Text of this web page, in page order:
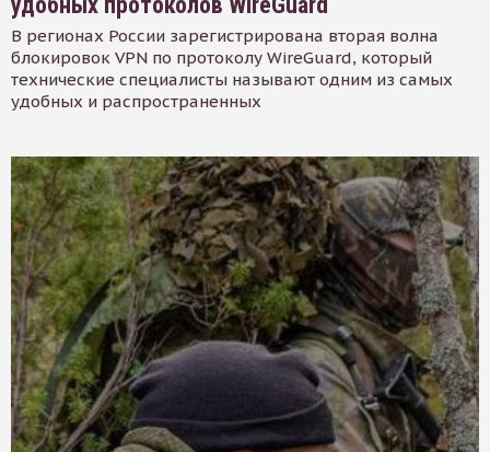
В регионах России зарегистрирована вторая волна
блокировок VPN по протоколу WireGuard, который
технические специалисты называют одним из самых
удобных и распространенных